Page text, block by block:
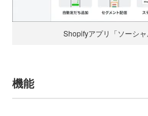
Shopifyアプリ「ソーシ
機能